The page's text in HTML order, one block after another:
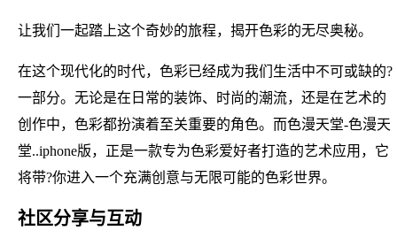
让我们一起踏上这个奇妙的旅程，揭开色彩的无尽奥秘。
在这个现代化的时代，色彩已经成为我们生活中不可或缺的?
一部分。无论是在日常的装饰、时尚的潮流，还是在艺术的
创作中，色彩都扮演着至关重要的角色。而色漫天堂-色漫天
堂..iphone版，正是一款专为色彩爱好者打造的艺术应用，它
将带?你进入一个充满创意与无限可能的色彩世界。
社区分享与互动